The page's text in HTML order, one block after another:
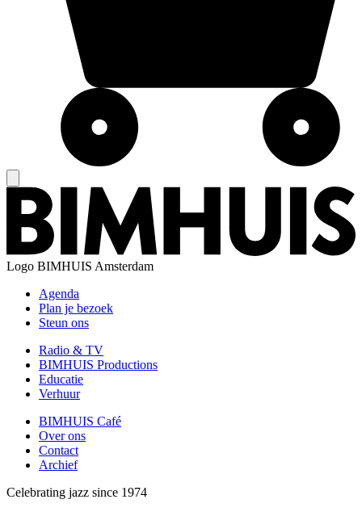
Logo BIMHUIS Amsterdam
Agenda
Plan je bezoek
Steun ons
Radio & TV
BIMHUIS Productions
Educatie
Verhuur
BIMHUIS Café
Over ons
Contact
Archief
Celebrating jazz since 1974